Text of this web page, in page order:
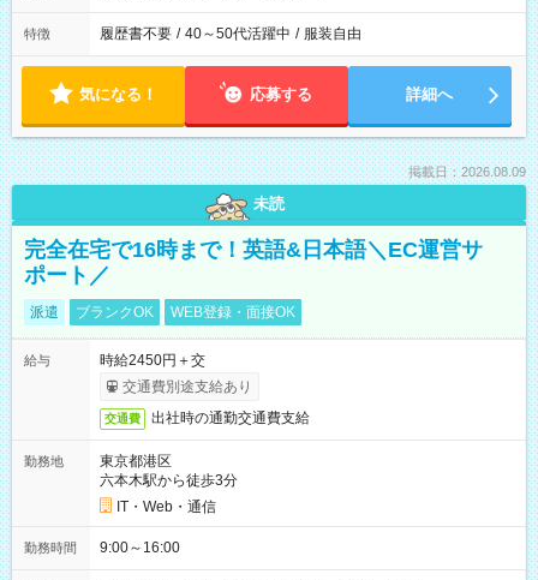
特徴 履歴書不要 / 40～50代活躍中 / 服装自由
気になる！ 応募する 詳細へ
掲載日：2026.08.09
未読
完全在宅で16時まで！英語&日本語＼EC運営サ
ポート／
派遣 ブランクOK WEB登録・面接OK
給与
時給2450円＋交
交通費別途支給あり
交通費 出社時の通勤交通費支給
勤務地
東京都港区
六本木駅から徒歩3分
IT・Web・通信
勤務時間 9:00～16:00